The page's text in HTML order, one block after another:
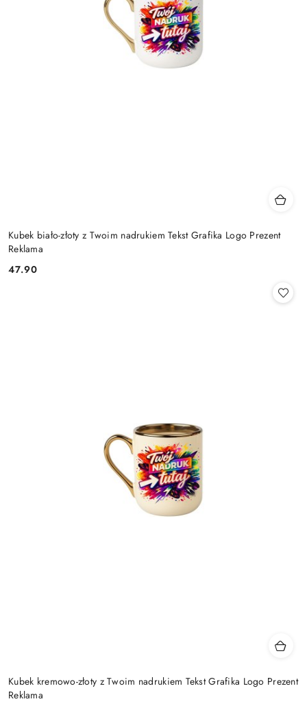
Kubek biało-złoty z Twoim nadrukiem Tekst Grafika Logo Prezent
Reklama
Cena:
47.90
Kubek kremowo-złoty z Twoim nadrukiem Tekst Grafika Logo Prezent
Reklama